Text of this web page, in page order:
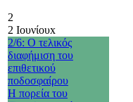
2
2 Ιουνίουx
2/6: Ο τελικός
διαφήμιση του
επιθετικού
ποδοσφαίρου
Η πορεία του